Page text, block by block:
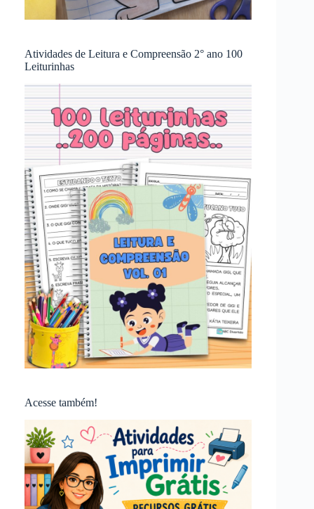
Atividades de Leitura e Compreensão 2° ano 100
Leiturinhas
Acesse também!